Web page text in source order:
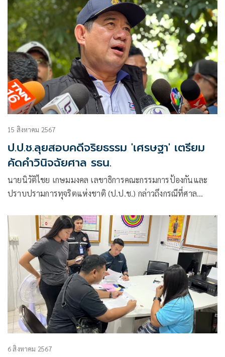
15 สิงหาคม 2567
ป.ป.ช.ลุยสอบคดีจริยธรรม 'เศรษฐา' เตรียม
คัดคำวินิจฉัยศาล รธน.
นายนิวัติไชย เกษมมงคล เลขาธิการคณะกรรมการป้องกันและ
ปราบปรามการทุจริตแห่งชาติ (ป.ป.ช.) กล่าวถึงกรณีที่ศาล
6 สิงหาคม 2567